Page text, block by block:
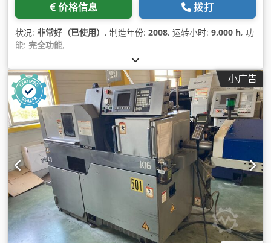
价格信息 拨打
状况: 非常好（已使用） , 制造年份: 2008, 运转小时: 9,000 h, 功
能: 完全功能,
小广告